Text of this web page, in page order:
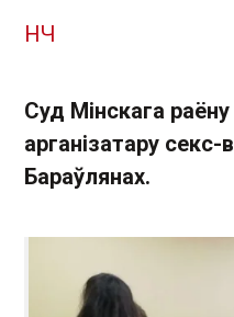
НЧ
Суд Мінскага
арганізатару
Бараўлянах.